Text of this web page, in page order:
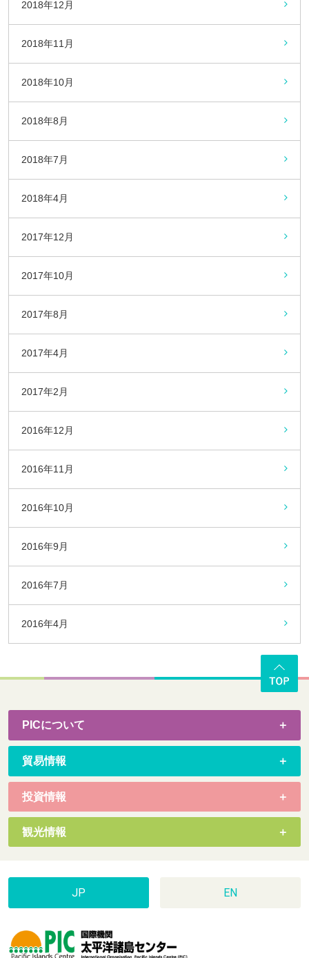
2018年12月
2018年11月
2018年10月
2018年8月
2018年7月
2018年4月
2017年12月
2017年10月
2017年8月
2017年4月
2017年2月
2016年12月
2016年11月
2016年10月
2016年9月
2016年7月
2016年4月
PICについて
貿易情報
投資情報
観光情報
JP EN